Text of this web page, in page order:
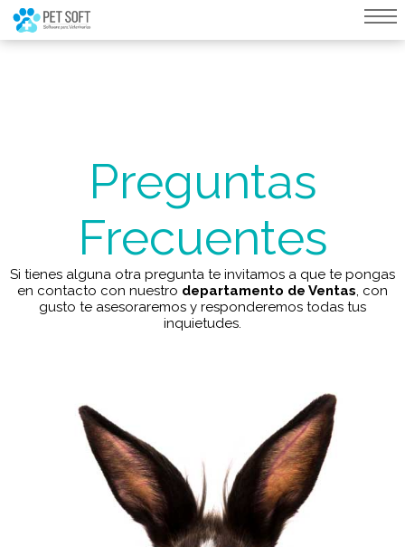
query failed, Table 'nwproject5_petsoft.preload_images' doesn't exist::SQL
Query: /*qc=on*/ select * from preload_images where pagina=22
Preguntas
Frecuentes
Si tienes alguna otra pregunta te invitamos a que te pongas
en contacto con nuestro departamento de Ventas , con
gusto te asesoraremos y responderemos todas tus
inquietudes.